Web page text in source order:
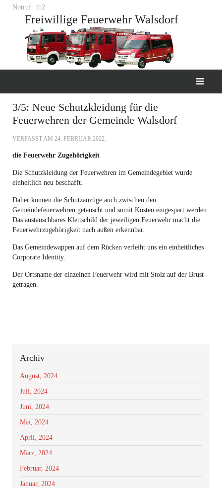
Notruf: 112
Freiwillige Feuerwehr Walsdorf
3/5: Neue Schutzkleidung für die
Feuerwehren der Gemeinde Walsdorf
VERFASST AM 24. FEBRUAR 2022.
die Feuerwehr Zugehörigkeit
Die Schutzkleidung der Feuerwehren im Gemeindegebiet wurde
einheitlich neu beschafft.
Daher können die Schutzanzüge auch zwischen den
Gemeindefeuerwehren getauscht und somit Kosten eingespart werden.
Das austauschbares Klettschild der jeweiligen Feuerwehr macht die
Feuerwehrzugehörigkeit nach außen erkennbar.
Das Gemeindewappen auf dem Rücken verleiht uns ein einheitliches
Corporate Identity.
Der Ortsname der einzelnen Feuerwehr wird mit Stolz auf der Brust
getragen.
Archiv
August, 2024
Juli, 2024
Juni, 2024
Mai, 2024
April, 2024
März, 2024
Februar, 2024
Januar, 2024